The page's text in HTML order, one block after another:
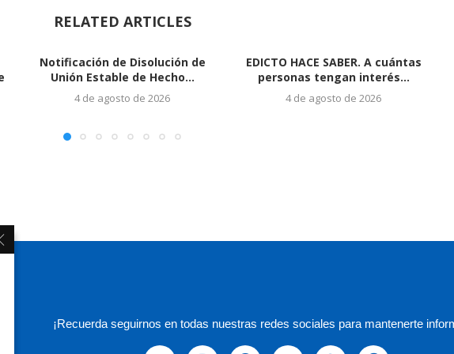
RELATED ARTICLES
Notificación de Disolución de
Unión Estable de Hecho...
4 de agosto de 2026
EDICTO HACE SABER. A cuántas
personas tengan interés...
4 de agosto de 2026
¡Recuerda seguirnos en todas nuestras redes sociales para mantenerte